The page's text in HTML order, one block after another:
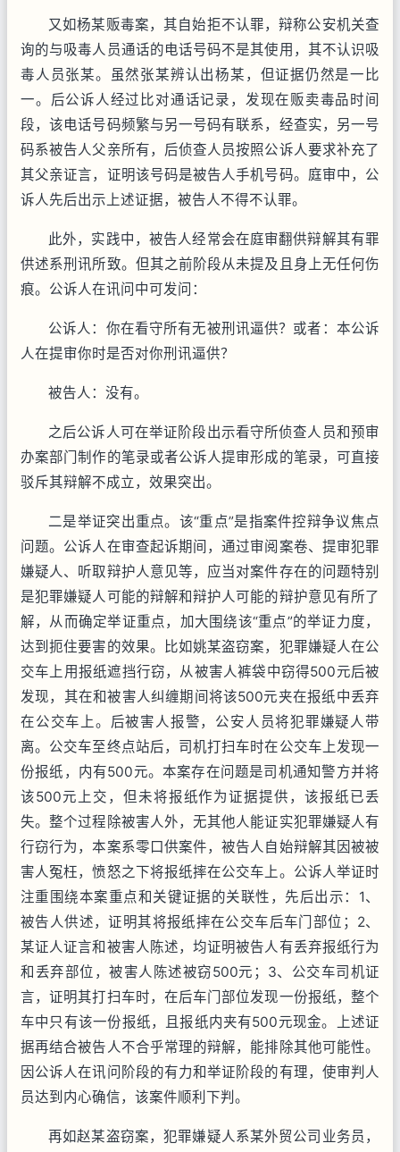
又如杨某贩毒案，其自始拒不认罪，辩称公安机关查
询的与吸毒人员通话的电话号码不是其使用，其不认识吸
毒人员张某。虽然张某辨认出杨某，但证据仍然是一比
一。后公诉人经过比对通话记录，发现在贩卖毒品时间
段，该电话号码频繁与另一号码有联系，经查实，另一号
码系被告人父亲所有，后侦查人员按照公诉人要求补充了
其父亲证言，证明该号码是被告人手机号码。庭审中，公
诉人先后出示上述证据，被告人不得不认罪。
此外，实践中，被告人经常会在庭审翻供辩解其有罪
供述系刑讯所致。但其之前阶段从未提及且身上无任何伤
痕。公诉人在讯问中可发问：
公诉人：你在看守所有无被刑讯逼供？或者：本公诉
人在提审你时是否对你刑讯逼供？
被告人：没有。
之后公诉人可在举证阶段出示看守所侦查人员和预审
办案部门制作的笔录或者公诉人提审形成的笔录，可直接
驳斥其辩解不成立，效果突出。
二是举证突出重点。该“重点”是指案件控辩争议焦点
问题。公诉人在审查起诉期间，通过审阅案卷、提审犯罪
嫌疑人、听取辩护人意见等，应当对案件存在的问题特别
是犯罪嫌疑人可能的辩解和辩护人可能的辩护意见有所了
解，从而确定举证重点，加大围绕该“重点”的举证力度，
达到扼住要害的效果。比如姚某盗窃案，犯罪嫌疑人在公
交车上用报纸遮挡行窃，从被害人裤袋中窃得500元后被
发现，其在和被害人纠缠期间将该500元夹在报纸中丢弃
在公交车上。后被害人报警，公安人员将犯罪嫌疑人带
离。公交车至终点站后，司机打扫车时在公交车上发现一
份报纸，内有500元。本案存在问题是司机通知警方并将
该500元上交，但未将报纸作为证据提供，该报纸已丢
失。整个过程除被害人外，无其他人能证实犯罪嫌疑人有
行窃行为，本案系零口供案件，被告人自始辩解其因被被
害人冤枉，愤怒之下将报纸摔在公交车上。公诉人举证时
注重围绕本案重点和关键证据的关联性，先后出示：1、
被告人供述，证明其将报纸摔在公交车后车门部位；2、
某证人证言和被害人陈述，均证明被告人有丢弃报纸行为
和丢弃部位，被害人陈述被窃500元；3、公交车司机证
言，证明其打扫车时，在后车门部位发现一份报纸，整个
车中只有该一份报纸，且报纸内夹有500元现金。上述证
据再结合被告人不合乎常理的辩解，能排除其他可能性。
因公诉人在讯问阶段的有力和举证阶段的有理，使审判人
员达到内心确信，该案件顺利下判。
再如赵某盗窃案，犯罪嫌疑人系某外贸公司业务员，